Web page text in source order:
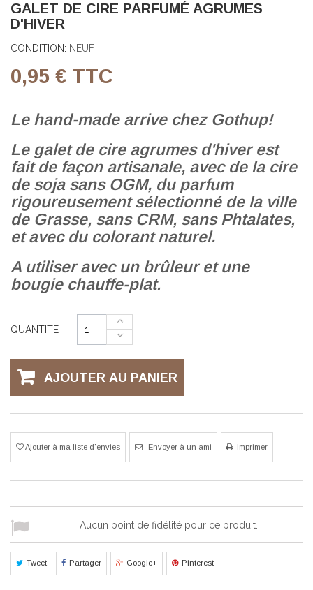
GALET DE CIRE PARFUMÉ AGRUMES
D'HIVER
CONDITION: NEUF
0,95 € TTC
Le hand-made arrive chez Gothup!
Le galet de cire agrumes d'hiver est
fait de façon artisanale, avec de la cire
de soja sans OGM, du parfum
rigoureusement sélectionné de la ville
de Grasse, sans CRM, sans Phtalates,
et avec du colorant naturel.
A utiliser avec un brûleur et une
bougie chauffe-plat.
QUANTITE
AJOUTER AU PANIER
Ajouter à ma liste d'envies Envoyer à un ami Imprimer
Aucun point de fidélité pour ce produit.
Tweet Partager Google+ Pinterest